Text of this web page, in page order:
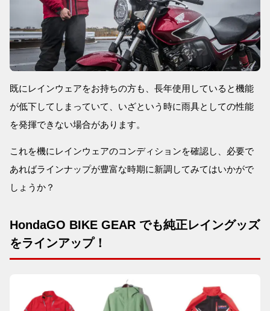
既にレインウェアをお持ちの方も、長年使用していると機能
が低下してしまっていて、いざという時に雨具としての性能
を発揮できない場合があります。
これを機にレインウェアのコンディションを確認し、必要で
あればラインナップが豊富な時期に新調してみてはいかがで
しょうか？
HondaGO BIKE GEAR でも純正レイングッズ
をラインアップ！